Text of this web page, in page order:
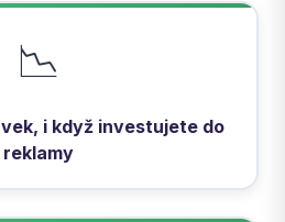
📉
i když investujete do
reklamy